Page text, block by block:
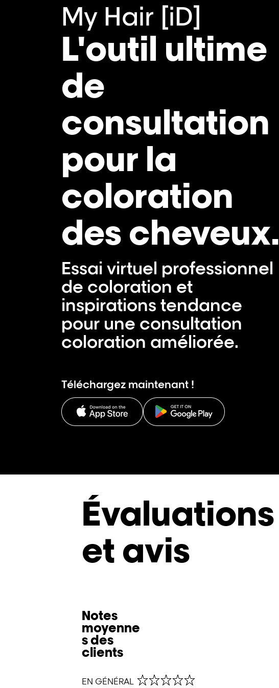
My Hair [iD]
L'outil ultime
de
consultation
pour la
coloration
des cheveux.
Essai virtuel professionnel
de coloration et
inspirations tendance
pour une consultation
coloration améliorée.
Téléchargez maintenant !
Évaluations
et avis
Notes
moyenne
s des
clients
EN GÉNÉRAL
0,0 out of 5 stars